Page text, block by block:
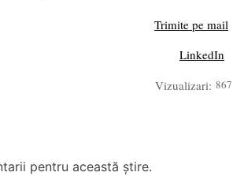
Trimite pe mail
LinkedIn
Vizualizari: 867
pentru această știre.